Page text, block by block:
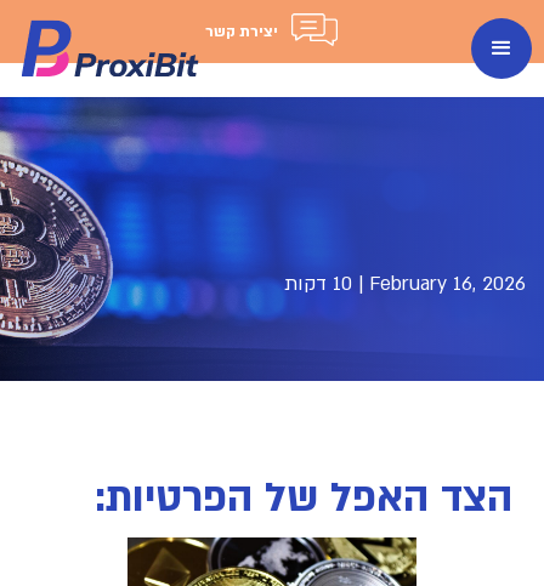
יצירת קשר
February 16, 2026
| 10 דקות
הצד האפל של הפרטיות: